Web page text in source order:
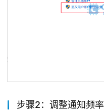
步骤2：调整通知频率